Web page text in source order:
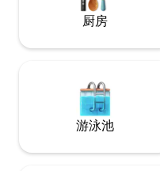
厨房
游泳池